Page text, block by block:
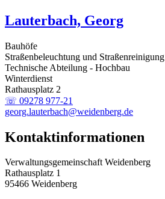
Lauterbach, Georg
Bauhöfe
Straßenbeleuchtung und Straßenreinigung
Technische Abteilung - Hochbau
Winterdienst
Rathausplatz 2
☏ 09278 977-21
georg.lauterbach@weidenberg.de
Kontaktinformationen
Verwaltungsgemeinschaft Weidenberg
Rathausplatz 1
95466 Weidenberg